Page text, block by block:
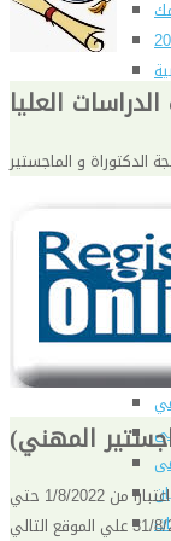
الحياة الأكاديمية
العلمية
العليا
الدكتوراة و الماجستير
المهني)
سوف يتم فتح باب التقديم للماجستير المهني اعتبارا من 1/8/2022 حتي
31/8/2022 علي الموقع التالي : http://193.227.5.153/ZAD *وبعد التقديم على